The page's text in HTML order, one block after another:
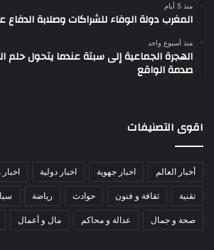
منذ 5 أيام
المغرب دولة الوفاء للشراكات وصلابة الدفاع
منذ أسبوع واحد
الهجرة الجماعية إلى سبتة عندما يتحول حلم
صدمة الواقع
اقوى التصنيفات
أخبار العالم اخبار جهوية اخبار دولية
تقنية ثقافة و فنون حوادث رياضة
صحة و جمال عدالة و محاكم مال و أعمال